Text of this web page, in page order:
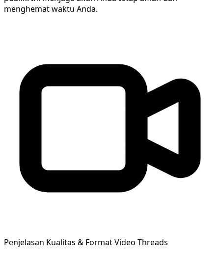
menghemat waktu Anda.
Penjelasan Kualitas & Format Video Threads